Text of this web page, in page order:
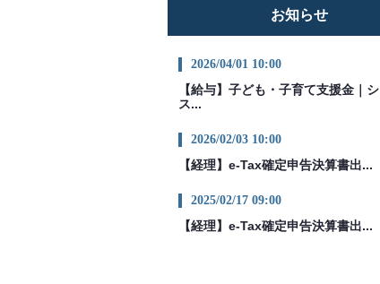
お知らせ
2026/04/01 10:00
【給与】子ども・子育て支援金｜シ
ス...
2026/02/03 10:00
【経理】e-Tax確定申告決算書出...
2025/02/17 09:00
【経理】e-Tax確定申告決算書出...